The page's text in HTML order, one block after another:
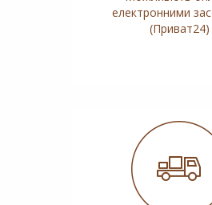
електронними
(Приват24)